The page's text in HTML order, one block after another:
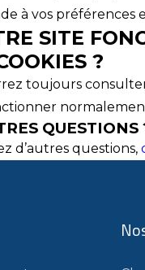
à vos préférences
SITE
?
toujours
QUESTIONS
d’autres questions,